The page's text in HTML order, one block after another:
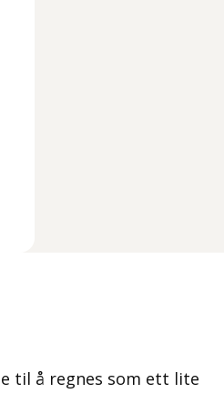
til å regnes som ett lite